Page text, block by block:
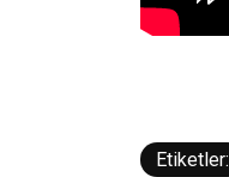
Etiketler: